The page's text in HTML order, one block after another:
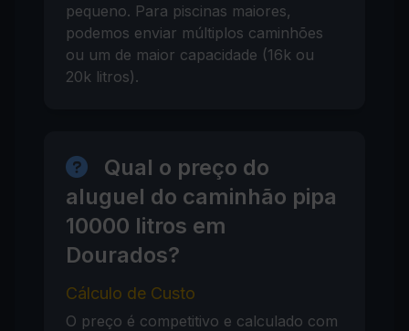
pequeno. Para piscinas maiores,
podemos enviar múltiplos caminhões
ou um de maior capacidade (16k ou
20k litros).
Qual o preço do
aluguel do caminhão pipa
10000 litros em
Dourados?
Cálculo de Custo
O preço é competitivo e calculado com